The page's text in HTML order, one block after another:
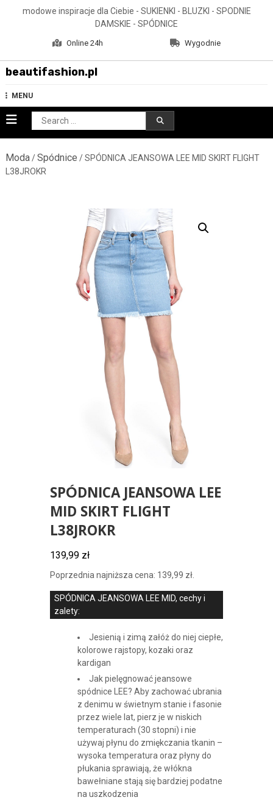
modowe inspiracje dla Ciebie - SUKIENKI - BLUZKI - SPODNIE
DAMSKIE - SPÓDNICE
Online 24h Wygodnie
beautifashion.pl
MENU
Search
for:
Moda/Spódnice / SPÓDNICA JEANSOWA LEE MID SKIRT FLIGHT
L38JROKR
SPÓDNICA JEANSOWA LEE
MID SKIRT FLIGHT
L38JROKR
139,99 zł
Poprzednia najniższa cena: 139,99 zł.
SPÓDNICA JEANSOWA LEE MID, cechy i
zalety:
Jesienią i zimą załóż do niej ciepłe,
kolorowe rajstopy, kozaki oraz
kardigan
Jak pielęgnować jeansowe
spódnice LEE? Aby zachować ubrania
z denimu w świetnym stanie i fasonie
przez wiele lat, pierz je w niskich
temperaturach (30 stopni) i nie
używaj płynu do zmiękczania tkanin –
wysoka temperatura oraz płyny do
płukania sprawiają, że włókna
bawełniane stają się bardziej podatne
na uszkodzenia